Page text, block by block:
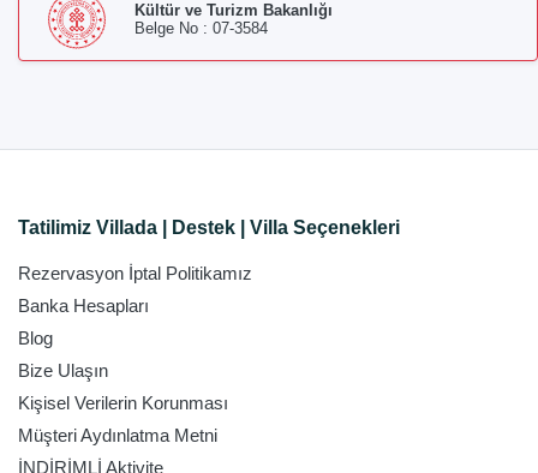
Kültür ve Turizm Bakanlığı
Belge No : 07-3584
Tatilimiz Villada | Destek | Villa Seçenekleri
Rezervasyon İptal Politikamız
Banka Hesapları
Blog
Bize Ulaşın
Kişisel Verilerin Korunması
Müşteri Aydınlatma Metni
İNDİRİMLİ Aktivite